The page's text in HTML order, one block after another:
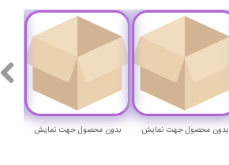
بدون محصول جهت نمایش بدون محصول جهت نمایش